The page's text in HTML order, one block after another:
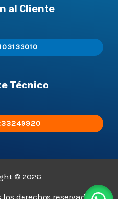
al Cliente
Técnico
© 2026
los derechos reservados